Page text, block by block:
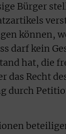
Bürger
können,
darf kein
hat, die
das Recht
durch